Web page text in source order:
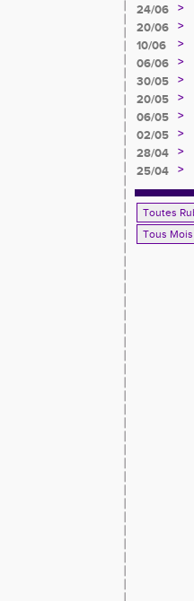
24/06
>
20/06
>
10/06
>
06/06
>
30/05
>
20/05
>
06/05
>
02/05
>
28/04 >
25/04
>